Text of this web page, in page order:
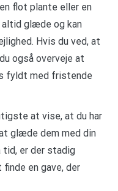
flot plante eller en
glæde og kan
Hvis du ved, at
også overveje at
fyldt med fristende
at vise, at du har
glæde dem med din
tid, er der stadig
en gave, der